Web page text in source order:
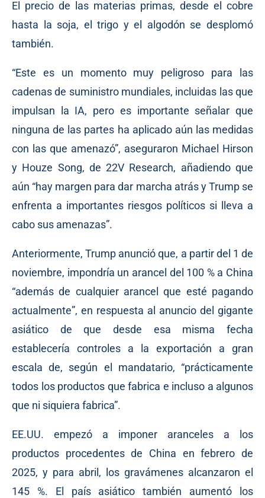
El precio de las materias primas, desde el cobre
hasta la soja, el trigo y el algodón se desplomó
también.
“Este es un momento muy peligroso para las
cadenas de suministro mundiales, incluidas las que
impulsan la IA, pero es importante señalar que
ninguna de las partes ha aplicado aún las medidas
con las que amenazó”, aseguraron Michael Hirson
y Houze Song, de 22V Research, añadiendo que
aún “hay margen para dar marcha atrás y Trump se
enfrenta a importantes riesgos políticos si lleva a
cabo sus amenazas”.
Anteriormente, Trump anunció que, a partir del 1 de
noviembre, impondría un arancel del 100 % a China
“además de cualquier arancel que esté pagando
actualmente”, en respuesta al anuncio del gigante
asiático de que desde esa misma fecha
establecería controles a la exportación a gran
escala de, según el mandatario, “prácticamente
todos los productos que fabrica e incluso a algunos
que ni siquiera fabrica”.
EE.UU. empezó a imponer aranceles a los
productos procedentes de China en febrero de
2025, y para abril, los gravámenes alcanzaron el
145 %. El país asiático también aumentó los